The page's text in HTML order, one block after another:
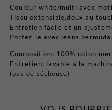
Couleur white/multi avec
Tissu extensible,doux au
Entretien facile et un
Portez-le avec
Composition: 100% coton
Entretien: lavable à la
(pas de sécheuse)